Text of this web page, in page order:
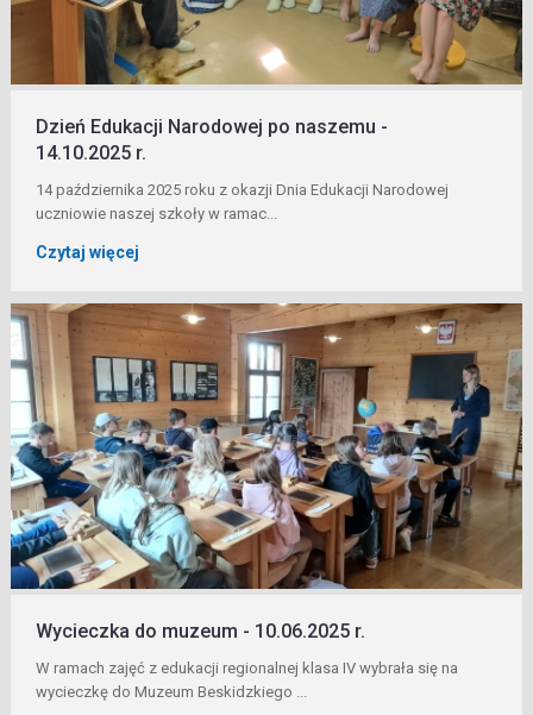
Dzień Edukacji Narodowej po naszemu -
14.10.2025 r.
14 października 2025 roku z okazji Dnia Edukacji Narodowej
uczniowie naszej szkoły w ramac...
Czytaj więcej
Wycieczka do muzeum - 10.06.2025 r.
W ramach zajęć z edukacji regionalnej klasa IV wybrała się na
wycieczkę do Muzeum Beskidzkiego ...